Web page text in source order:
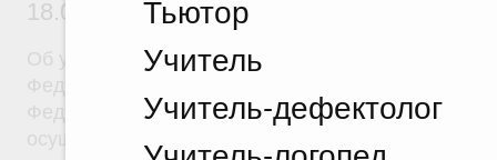
Тьютор
Учитель
Учитель-дефектолог
18.07.2026 г. № 908
Об утверждении Правил уведомления частным
Федерации (территориального органа),